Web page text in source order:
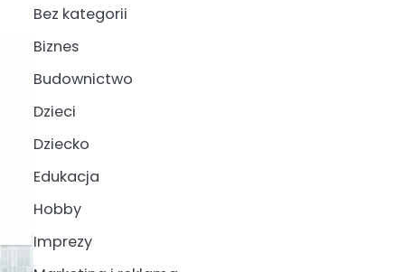
Bez kategorii
Biznes
Budownictwo
Dzieci
Dziecko
Edukacja
Hobby
Imprezy